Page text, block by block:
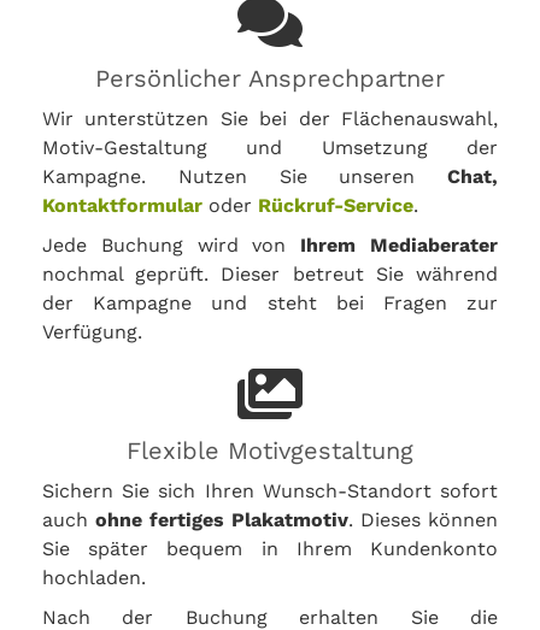
Persönlicher Ansprechpartner
Wir unterstützen Sie bei der Flächenauswahl,
Motiv-Gestaltung und Umsetzung der
Kampagne. Nutzen Sie unseren Chat,
Kontaktformular oder Rückruf-Service.
Jede Buchung wird von Ihrem Mediaberater
nochmal geprüft. Dieser betreut Sie während
der Kampagne und steht bei Fragen zur
Verfügung.
Flexible Motivgestaltung
Sichern Sie sich Ihren Wunsch-Standort sofort
auch ohne fertiges Plakatmotiv. Dieses können
Sie später bequem in Ihrem Kundenkonto
hochladen.
Nach der Buchung erhalten Sie die